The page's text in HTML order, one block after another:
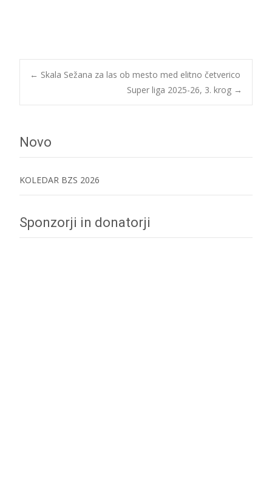
Post
← Skala Sežana za las ob mesto med elitno četverico
Super liga 2025-26, 3. krog →
Novo
KOLEDAR BZS 2026
Sponzorji in donatorji